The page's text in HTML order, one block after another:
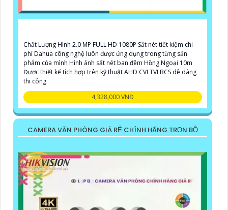
Chất Lượng Hình 2.0 MP FULL HD 1080P Sắt nét tiết kiệm chi
phí Dahua công nghệ luôn được ứng dụng trong từng sản
phẩm của mình Hình ảnh sắt nét ban đêm Hồng Ngoại 10m
Được thiết kế tích hợp trên kỹ thuật AHD CVI TVI BCS dễ dàng
thi công
4,328,000 VNĐ
CAMERA VĂN PHÒNG GIÁ RẺ CHÍNH HÃNG TRỌN BỘ